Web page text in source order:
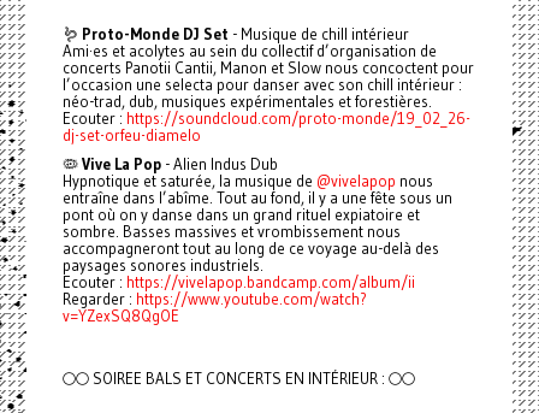
🪱 Proto-Monde DJ Set - Musique de chill intérieur
Ami·es et acolytes au sein du collectif d’organisation de
concerts Panotii Cantii, Manon et Slow nous concoctent pour
l’occasion une selecta pour danser avec son chill intérieur :
néo-trad, dub, musiques expérimentales et forestières.
Ecouter : https://soundcloud.com/proto-monde/19_02_26-
dj-set-orfeu-diamelo
🦠Vive La Pop- Alien Indus Dub
Hypnotique et saturée, la musique de @vivelapop nous
entraîne dans l’abîme. Tout au fond, il y a une fête sous un
pont où on y danse dans un grand rituel expiatoire et
sombre. Basses massives et vrombissement nous
accompagneront tout au long de ce voyage au-delà des
paysages sonores industriels.
Ecouter : https://vivelapop.bandcamp.com/album/ii
Regarder : https://www.youtube.com/watch?
v=YZexSQ8QgOE
🌕🌕 SOIREE BALS ET CONCERTS EN INTÉRIEUR : 🌕🌕